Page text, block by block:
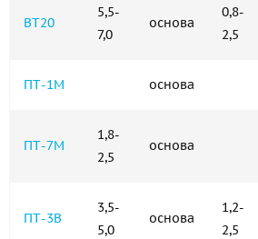
ВТ20
5,5-
7,0
основа
0,8-
2,5
ПТ-1М основа
ПТ-7М
1,8-
2,5
основа
ПТ-3В
3,5-
5,0
основа
1,2-
2,5